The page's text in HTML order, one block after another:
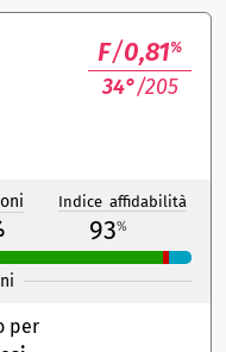
F/0,81%
34°/205
Indice affidabilità
93%
per